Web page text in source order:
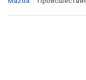
УКРАИНА